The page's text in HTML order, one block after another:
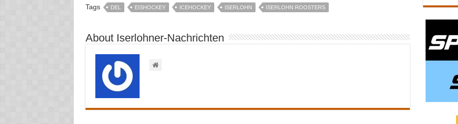
Tags DEL EISHOCKEY ICEHOCKEY ISERLOHN ISERLOHN ROOSTERS
About Iserlohner-Nachrichten